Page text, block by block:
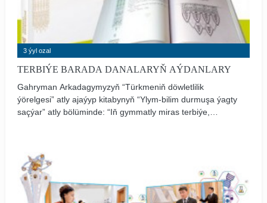
3 ýyl ozal
TERBIÝE BARADA DANALARYŇ AÝDANLARY
Gahryman Arkadagymyzyň “Türkmeniň döwletlilik
ýörelgesi” atly ajaýyp kitabynyň “Ylym-bilim durmuşa ýagty
saçýar” atly bölüminde: “Iň gymmatly miras terbiýe,
ýetişmekleri üçin asylly ýörelgeleri biziň günlerimize ýetirip
gelipdirler.